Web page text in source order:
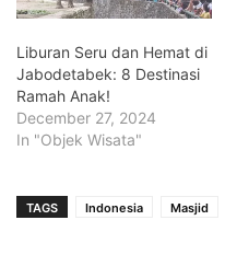
Liburan Seru dan Hemat di
Jabodetabek: 8 Destinasi
Ramah Anak!
December 27, 2024
In "Objek Wisata"
TAGS Indonesia Masjid